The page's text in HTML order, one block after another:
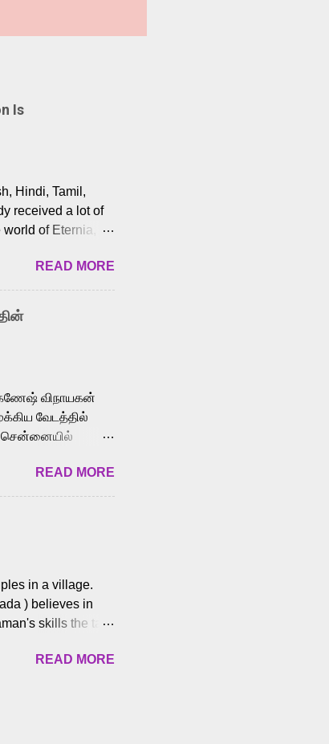
Is
Hindi, Tamil,
received a lot of
of Eternia,
playback
memorable songs
7 Aum Arivu,
making him
READ MORE
கணேஷ் விநாயகன்
வேடத்தில்
சென்னையில்
கிருத்திகா,
ஒளிப்பதிவு
திரைப்படத்தை 90
READ MORE
in a village.
) believes in
skills the task
back to 1995.
and villainous
READ MORE